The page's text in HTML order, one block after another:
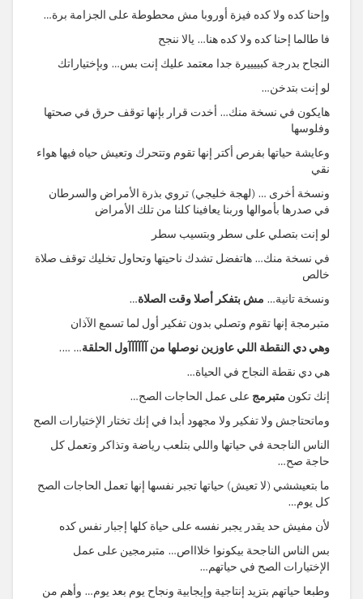
وإحنا كده ولا كده فيزة أوروبا مش محطوطة على الجزامة برة…
فا طالما إحنا كده ولا كده هنا… يالا ننجح
النجاح بدرجة كبييييرة جدا معتمد عليك إنت بس… وبإختياراتك
لو إنت بتدخن…
هايكون في نسخة منك… أخدت قرار بإنها توقف حرق في صحتها
وفلوسها
وعايشة حياتها بفرص أكتر إنها تقوم وتتحرك وتعيش حياه فيها هواء
نقي
ونسخة أخرى … (لهجة خليجي) تروي بذرة الأمراض والسرطان
في صدرها بأموالها وربنا يعافينا كلنا من تلك الأمراض
لو إنت بتصلي على سطر وبتسيب سطر
في نسخة منك… هاتفضل تشدك ناحيتها وتحاول تخليك توقف صلاة
خالص
ونسخة تانية… مش بتفكر أصلا وقت الصلاة…
متبرمجة إنها تقوم وتصلي بدون تفكير أول لما تسمع الآذان
وهي دي النقطة اللي عاوزين نوصلها من آآآآآآول الحلقة… ….
هي دي نقطة النجاح في الحياة…
إنك تكون متبرمج على عمل الحاجات الصح…
وماتحتاجش ولا تفكير ولا مجهود أبدا في إنك تختار الإختيارات الصح
الناس الناجحة في حياتها واللي بتلعب رياضة وتذاكر وتعمل كل
حاجة صح…
ما بتعيششي (لا تعيش) حياتها تجبر نفسها إنها تعمل الحاجات الصح
كل يوم…
لأن مفيش حد يقدر يجبر نفسه على حياة كلها إجبار نفس كده
بس الناس الناجحة بيكونوا خلاااص… متبرمجين على عمل
الإختيارات الصح في حياتهم…
وطبعا حياتهم بتزيد إنتاجية وإيجابية ونجاح يوم بعد يوم… وأهم من